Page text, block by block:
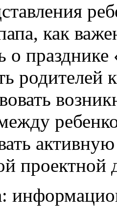
как
о
родителей
проектной